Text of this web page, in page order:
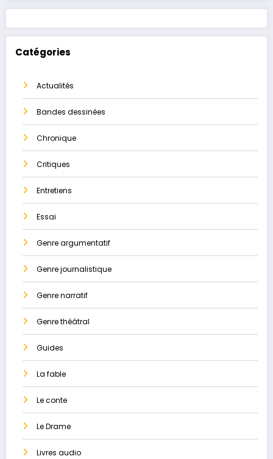
Catégories
Actualités
Bandes dessinées
Chronique
Critiques
Entretiens
Essai
Genre argumentatif
Genre journalistique
Genre narratif
Genre théâtral
Guides
La ​fable
Le conte
Le Drame
Livres audio